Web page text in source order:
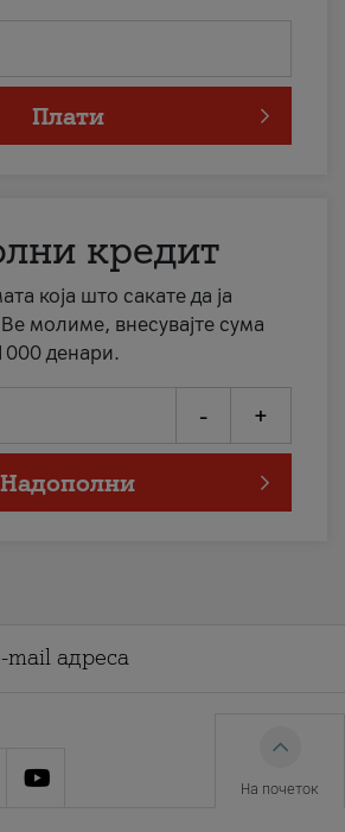
Плати
кредит
која што сакате да ја
молиме, внесувајте сума
денари.
- +
Надополни
На почеток